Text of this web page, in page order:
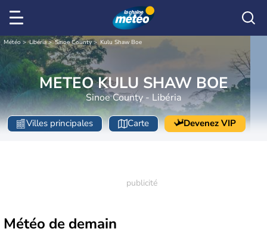
Météo Libéria Sinoe County Kulu Shaw Boe
METEO KULU SHAW BOE
Sinoe County - Libéria
Villes principales Carte Devenez VIP
Météo de demain